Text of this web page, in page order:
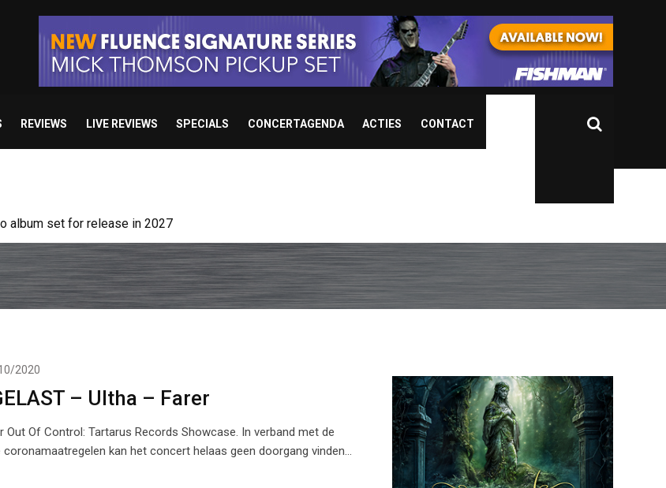
REVIEWS LIVE REVIEWS SPECIALS CONCERTAGENDA ACTIES CONTACT
2020
– Ultha – Farer
Out Of Control: Tartarus Records Showcase. In verband met de
coronamaatregelen kan het concert helaas geen doorgang vinden…